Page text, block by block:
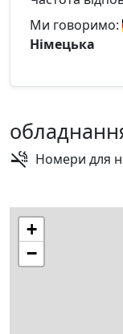
Ми говоримо:
Німецька
Номери для
+
−